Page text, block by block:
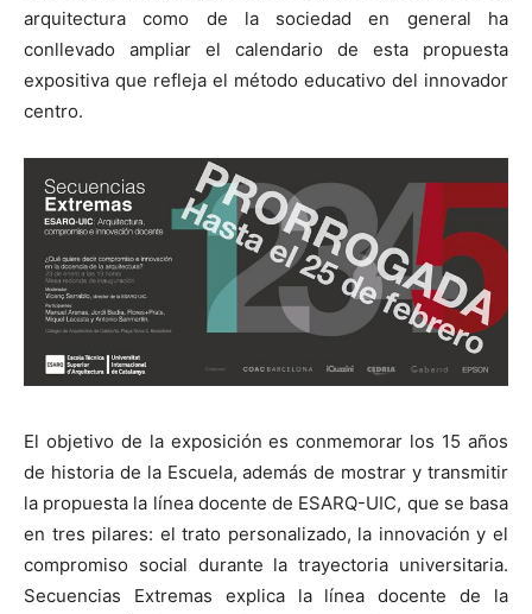
arquitectura como de la sociedad en general ha
conllevado ampliar el calendario de esta propuesta
expositiva que refleja el método educativo del innovador
centro.
El objetivo de la exposición es conmemorar los 15 años
de historia de la Escuela, además de mostrar y transmitir
la propuesta la línea docente de ESARQ-UIC, que se basa
en tres pilares: el trato personalizado, la innovación y el
compromiso social durante la trayectoria universitaria.
Secuencias Extremas explica la línea docente de la